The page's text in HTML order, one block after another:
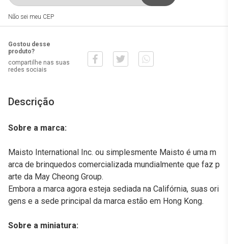
Não sei meu CEP
Gostou desse
produto?
compartilhe nas suas
redes sociais
Descrição
Sobre a marca:
Maisto International Inc. ou simplesmente Maisto é uma m
arca de brinquedos comercializada mundialmente que faz p
arte da May Cheong Group.
Embora a marca agora esteja sediada na Califórnia, suas ori
gens e a sede principal da marca estão em Hong Kong.
Sobre a miniatura: